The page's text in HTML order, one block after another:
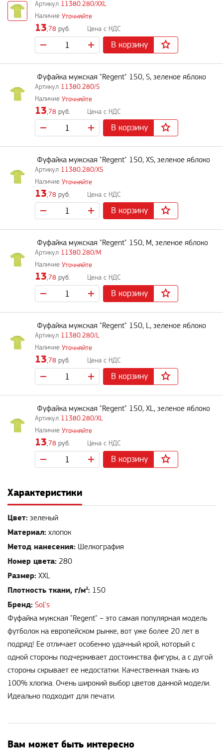
11380.280/XXL
Уточняйте
13,78 руб.
В корзину
11380.280/S
Фуфайка мужская "Regent" 150, S, зеленое яблоко
Уточняйте
13,78 руб.
В корзину
11380.280/XS
Фуфайка мужская "Regent" 150, XS, зеленое яблоко
Уточняйте
13,78 руб.
В корзину
11380.280/M
Фуфайка мужская "Regent" 150, M, зеленое яблоко
Уточняйте
13,78 руб.
В корзину
11380.280/L
Фуфайка мужская "Regent" 150, L, зеленое яблоко
Уточняйте
13,78 руб.
В корзину
11380.280/XL
Фуфайка мужская "Regent" 150, XL, зеленое яблоко
Уточняйте
13,78 руб.
В корзину
Характеристики
Цвет: зеленый
Материал: хлопок
Метод нанесения: Шелкография
Номер цвета: 280
Размер: XXL
Плотность ткани, г/м²: 150
Бренд: Sol's
Фуфайка мужская "Regent" – это самая популярная модель
футболок на европейском рынке, вот уже более 20 лет в
подряд! Ее отличает особенно удачный крой, который с
одной стороны подчеркивает достоинства фигуры, а с дугой
стороны скрывает ее недостатки. Качественная ткань из
100% хлопка. Очень широкий выбор цветов данной модели.
Идеально подходит для печати.
Вам может быть интересно